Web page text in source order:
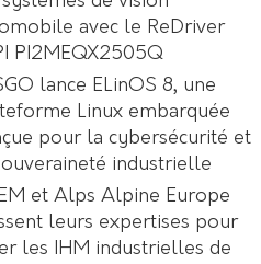
avec le ReDriver
PI2MEQX2505Q
lance ELinOS 8, une
Linux embarquée
pour la cybersécurité et
industrielle
et Alps Alpine Europe
leurs expertises pour
les IHM industrielles de